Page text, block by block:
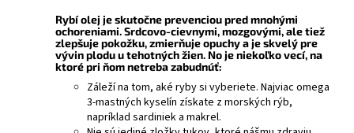
Rybí olej je skutočne prevenciou pred mnohými
ochoreniami. Srdcovo-cievnymi, mozgovými, ale tiež
zlepšuje pokožku, zmierňuje opuchy a je skvelý pre
vývin plodu u tehotných žien. No je niekoľko vecí, na
ktoré pri ňom netreba zabudnúť:
Záleží na tom, aké ryby si vyberiete. Najviac omega
3-mastných kyselín získate z morských rýb,
napríklad sardiniek a makrel.